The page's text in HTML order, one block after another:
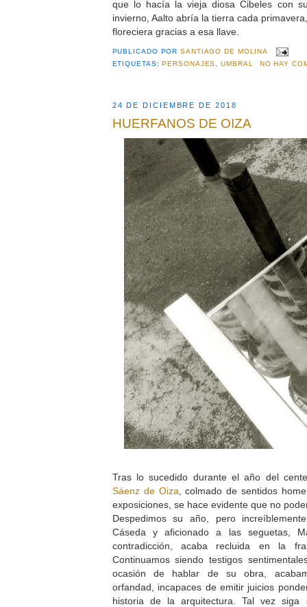
que lo hacía la vieja diosa Cibeles con
invierno, Aalto abría la tierra cada
floreciera gracias a esa llave.
PUBLICADO PORSANTIAGO DE MOLINA
ETIQUETAS:PERSONAJES,UMBRAL NO HAY
24 DE DICIEMBRE DE 2018
HUERFANOS DE OIZA
Tras lo sucedido durante el año del
Sáenz de Oiza , colmado de sentidos
exposiciones, se hace evidente que no
Despedimos su año, pero
Cáseda y aficionado a las seguetas,
contradicción, acaba recluida en la
Continuamos siendo testigos
ocasión de hablar de su obra,
orfandad, incapaces de emitir juicios
historia de la arquitectura. Tal vez